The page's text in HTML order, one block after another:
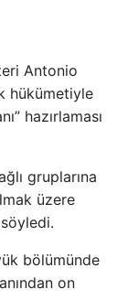
Antonio
hükümetiyle
hazırlaması
gruplarına
üzere
bölümünde
on